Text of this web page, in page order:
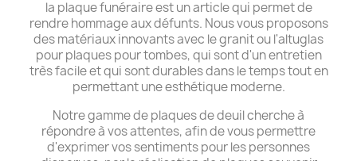
la plaque funéraire est un article qui permet de
rendre hommage aux défunts. Nous vous proposons
des matériaux innovants avec le granit ou l'altuglas
pour plaques pour tombes, qui sont d'un entretien
très facile et qui sont durables dans le temps tout en
permettant une esthétique moderne.
Notre gamme de plaques de deuil cherche à
répondre à vos attentes, afin de vous permettre
d'exprimer vos sentiments pour les personnes